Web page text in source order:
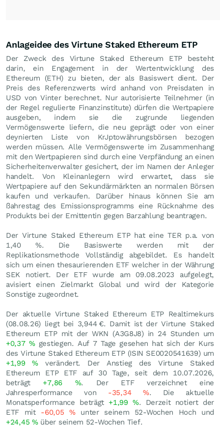
Anlageidee des Virtune Staked Ethereum ETP
Der Zweck des Virtune Staked Ethereum ETP besteht
darin, ein Engagement in der Wertentwicklung des
Ethereum (ETH) zu bieten, der als Basiswert dient. Der
Preis des Referenzwerts wird anhand von Preisdaten in
USD von Vinter berechnet. Nur autorisierte Teilnehmer (in
der Regel regulierte Finanzinstitute) dürfen die Wertpapiere
ausgeben, indem sie die zugrunde liegenden
Vermögenswerte liefern, die neu geprägt oder von einer
deynierten Liste von KrJptowährungsbörsen bezogen
werden müssen. Alle Vermögenswerte im Zusammenhang
mit den Wertpapieren sind durch eine Verpfändung an einen
Sicherheitenverwalter gesichert, der im Namen der Anleger
handelt. Von Kleinanlegern wird erwartet, dass sie
Wertpapiere auf den Sekundärmärkten an normalen Börsen
kaufen und verkaufen. Darüber hinaus können Sie am
ßahrestag des Emissionsprogramms eine Rücknahme des
Produkts bei der Emittentin gegen Barzahlung beantragen.
Der Virtune Staked Ethereum ETP hat eine TER p.a. von
1,40 %. Die Basiswerte werden mit der
Replikationsmethode Vollständig abgebildet. Es handelt
sich um einen thesaurierenden ETF welcher in der Währung
SEK notiert. Der ETF wurde am 09.08.2023 aufgelegt,
avisiert einen Zielmarkt Global und wird der Kategorie
Sonstige zugeordnet.
Der aktuelle Virtune Staked Ethereum ETP Realtimekurs
(08.08.26) liegt bei 3,944 €. Damit ist der Virtune Staked
Ethereum ETP mit der WKN (A3G8J8) in 24 Stunden um
+0,37 %gestiegen. Auf 7 Tage gesehen hat sich der Kurs
des Virtune Staked Ethereum ETP (ISIN SE0020541639) um
+1,99% verändert. Der Anstieg des Virtune Staked
Ethereum ETP ETF auf 30 Tage, seit dem 10.07.2026,
beträgt +7,86 %. Der ETF verzeichnet eine
Jahresperformance von -35,34 %. Die aktuelle
Monatsperformance beträgt +1,99 %. Derzeit notiert der
ETF mit -60,05 %unter seinem 52-Wochen Hoch und
+24,45 %über seinem 52-Wochen Tief.